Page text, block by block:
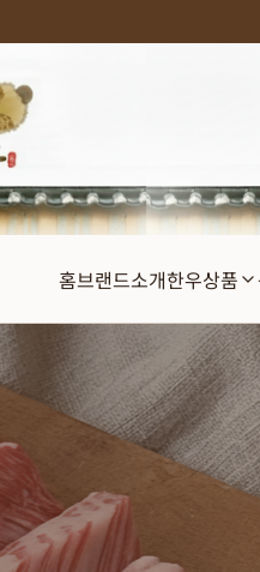
홈브랜드소개한우상품